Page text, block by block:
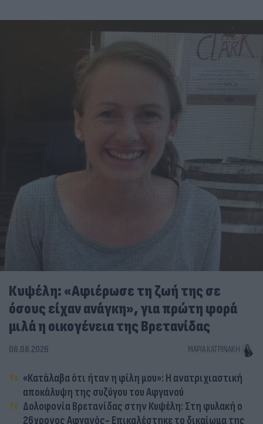
Κυψέλη: «Αφιέρωσε τη ζωή της σε
όσους είχαν ανάγκη», για πρώτη φορά
μιλά η οικογένεια της Βρετανίδας
06.08.2026 ΜΑΡΊΑ ΚΑΤΡΙΝΆΚΗ
«Κατάλαβα ότι ήταν η φίλη μου»: Η ανατριχιαστική
αποκάλυψη της συζύγου του Αφγανού
Δολοφονία Βρετανίδας στην Κυψέλη: Στη φυλακή ο
26χρονος Αφγανός- Επικαλέστηκε το δικαίωμα της